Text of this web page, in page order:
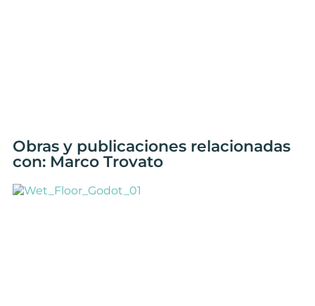
Obras y publicaciones relacionadas
con: Marco Trovato